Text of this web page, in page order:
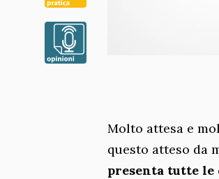
Molto attesa e
questo atteso da
presenta tutte